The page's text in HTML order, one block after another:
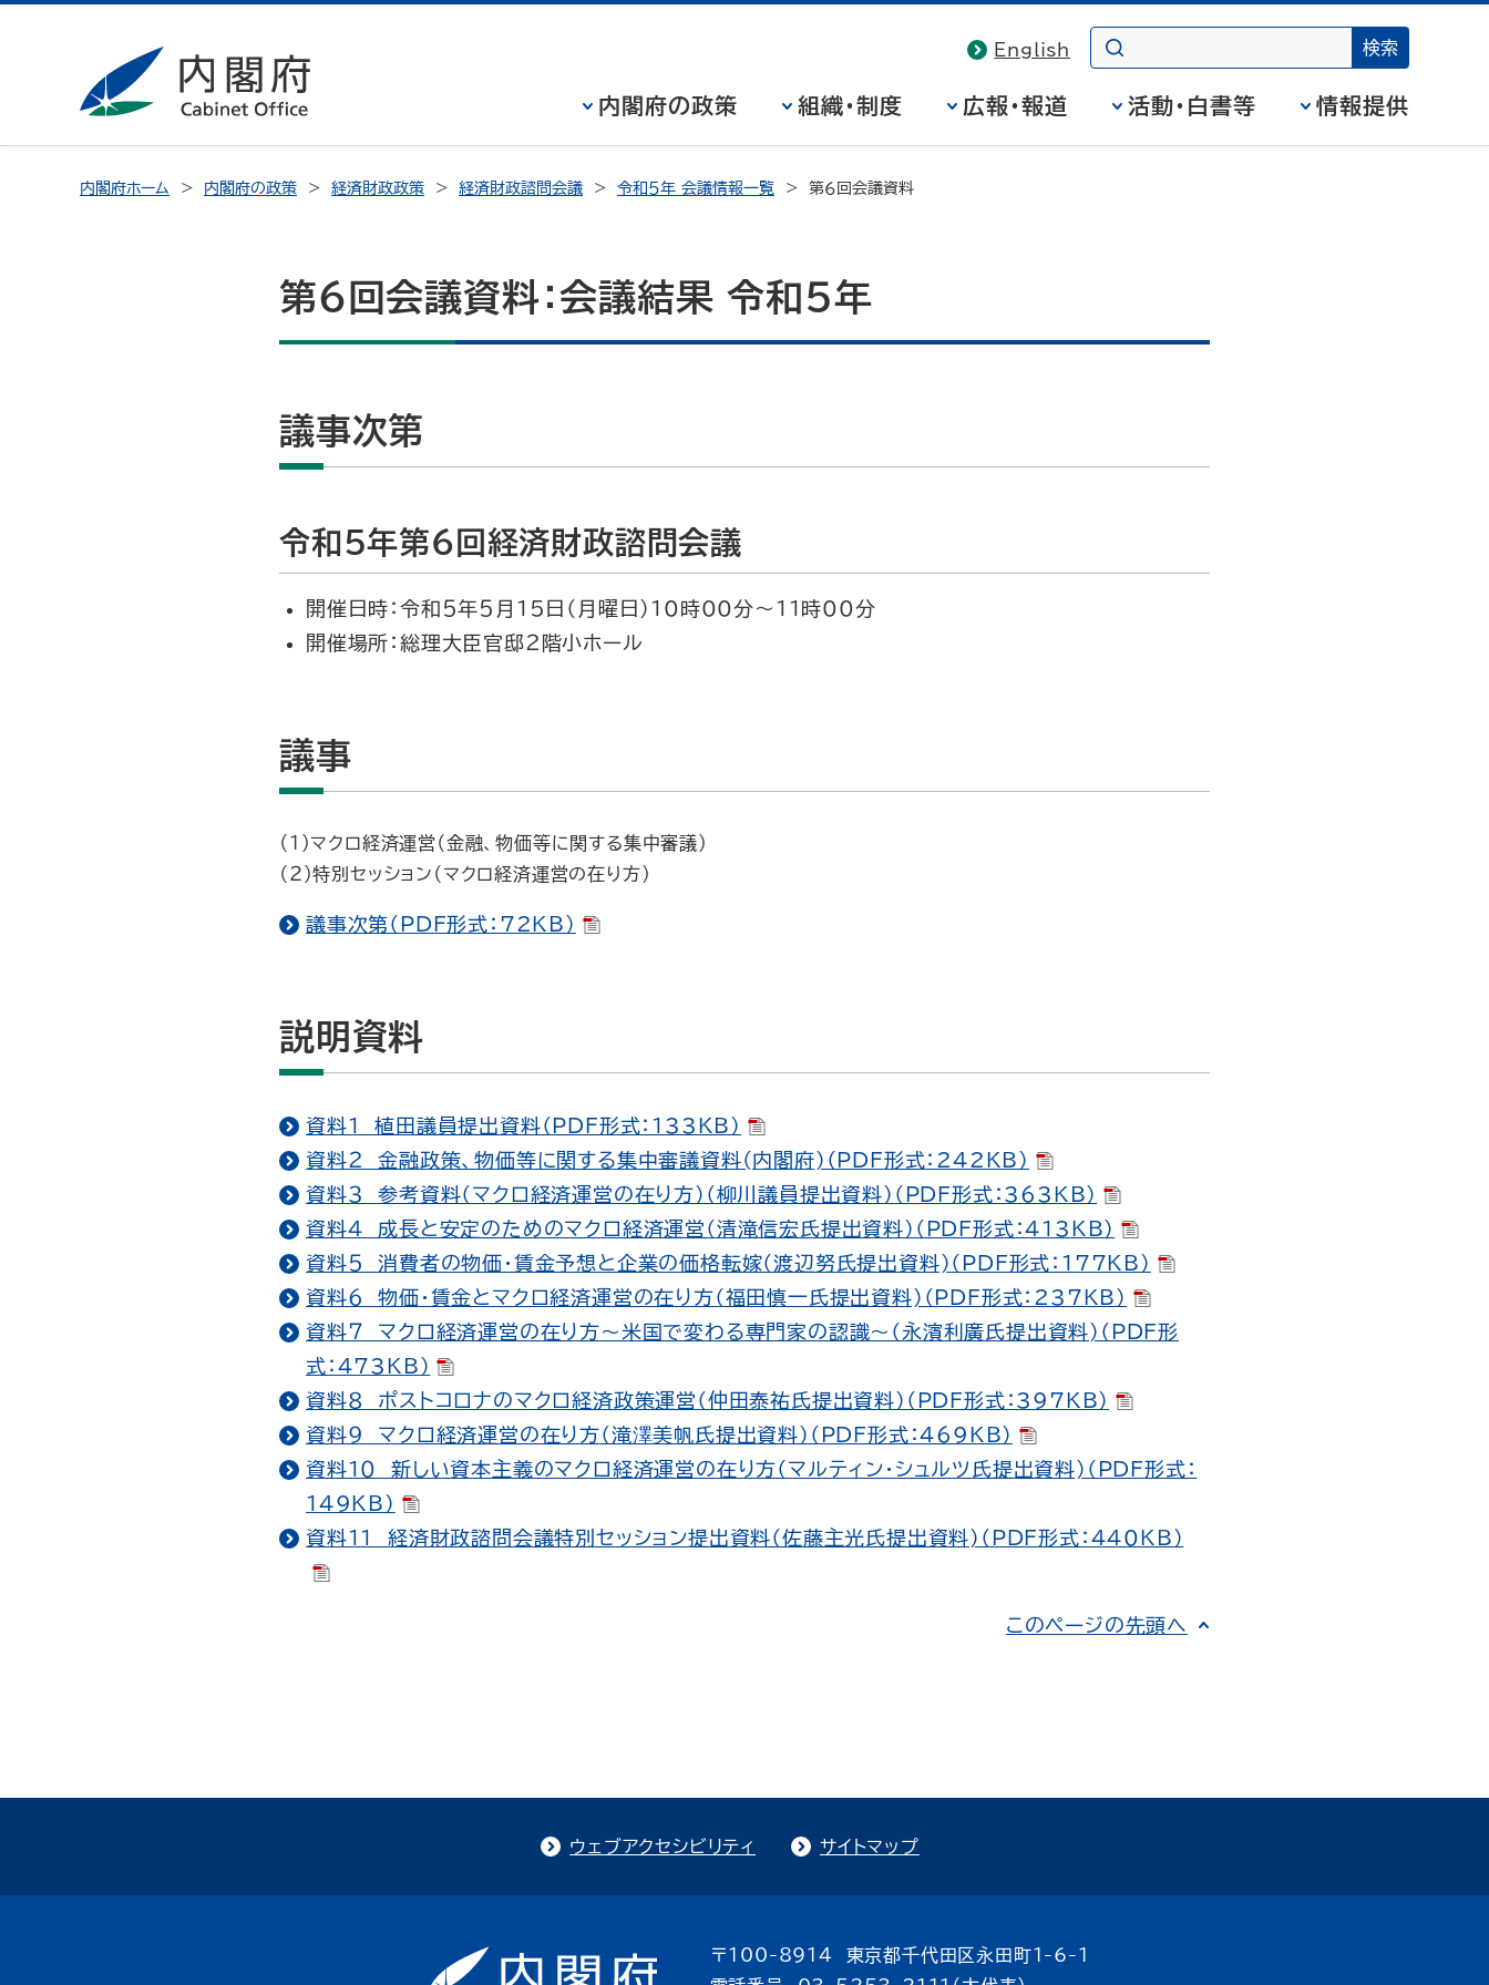
English
内閣府の政策 組織・制度 広報・報道 活動・白書等 情報提供
内閣府ホーム 内閣府の政策 経済財政政策 経済財政諮問会議 令和５年 会議情報一覧 第６回会議資料
第６回会議資料：会議結果 令和５年
議事次第
令和５年第６回経済財政諮問会議
開催日時：令和５年５月15日（月曜日）10時00分～11時00分
開催場所：総理大臣官邸２階小ホール
議事
（１）マクロ経済運営（金融、物価等に関する集中審議）
（２）特別セッション（マクロ経済運営の在り方）
議事次第（PDF形式：72KB）
説明資料
資料１ 植田議員提出資料（PDF形式：133KB）
資料２ 金融政策、物価等に関する集中審議資料(内閣府)（PDF形式：242KB）
資料３ 参考資料（マクロ経済運営の在り方）（柳川議員提出資料）（PDF形式：363KB）
資料４ 成長と安定のためのマクロ経済運営（清滝信宏氏提出資料）（PDF形式：413KB）
資料５ 消費者の物価・賃金予想と企業の価格転嫁（渡辺努氏提出資料)（PDF形式：177KB）
資料６ 物価・賃金とマクロ経済運営の在り方（福田慎一氏提出資料)（PDF形式：237KB）
資料７ マクロ経済運営の在り方～米国で変わる専門家の認識～（永濱利廣氏提出資料)（PDF形
式：473KB）
資料８ ポストコロナのマクロ経済政策運営（仲田泰祐氏提出資料）（PDF形式：397KB）
資料９ マクロ経済運営の在り方（滝澤美帆氏提出資料）（PDF形式：469KB）
資料１０ 新しい資本主義のマクロ経済運営の在り方（マルティン・シュルツ氏提出資料)（PDF形式：
149KB）
資料１１ 経済財政諮問会議特別セッション提出資料（佐藤主光氏提出資料)（PDF形式：440KB）
このページの先頭へ
ウェブアクセシビリティ サイトマップ
〒100-8914 東京都千代田区永田町1-6-1